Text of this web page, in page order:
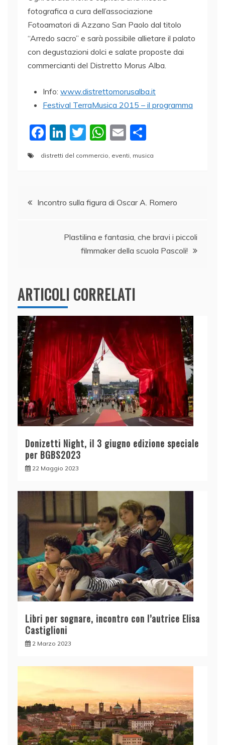
fotografica a cura dell’associazione
Fotoamatori di Azzano San Paolo dal titolo
“Arredo sacro” e sarà possibile allietare il palato
con degustazioni dolci e salate proposte dai
commercianti del Distretto Morus Alba.
Info: www.distrettomorusalba.it
Festival TerraMusica 2015 – il programma
F
a
b
Li
n
dI
T
W
at
A
p
E
m
ai
vi
distretti del commercio, eventi, musica
Navigazione
Incontro sulla figura di Oscar A. Romero
Plastilina e fantasia, che bravi i piccoli
filmmaker della scuola Pascoli!
ARTICOLI CORRELATI
Donizetti Night, il 3 giugno edizione speciale
per BGBS2023
22 Maggio 2023
Libri per sognare, incontro con l’autrice Elisa
Castiglioni
2 Marzo 2023